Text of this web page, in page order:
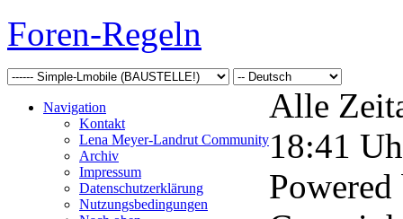
Foren-Regeln
Navigation
Kontakt
Lena Meyer-Landrut Community
Archiv
Impressum
Datenschutzerklärung
Nutzungsbedingungen
Alle
18:41